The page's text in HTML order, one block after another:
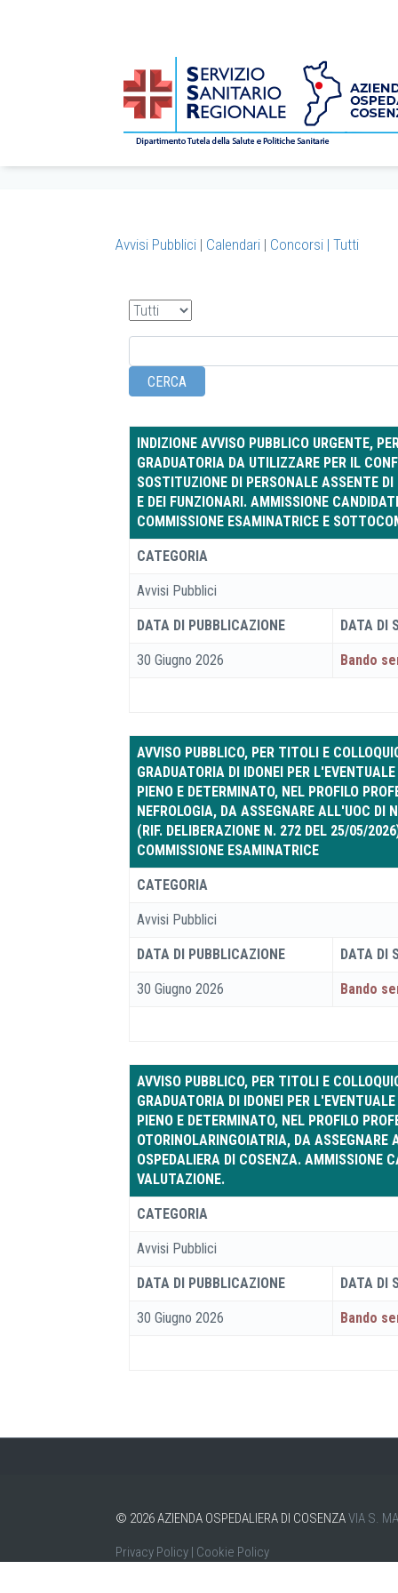
CONCORSI
Home /bandi/Avvisi Pubblici/2026
Avvisi Pubblici | Calendari | Concorsi | Tutti
INDIZIONE AVVISO PUBBLICO URGENTE,
GRADUATORIA DA UTILIZZARE PER IL
SOSTITUZIONE DI PERSONALE ASSENTE
E DEI FUNZIONARI. AMMISSIONE
COMMISSIONE ESAMINATRICE E
CATEGORIA
Avvisi Pubblici
DATA DI PUBBLICAZIONE DATA DI
30 Giugno 2026 Bando
AVVISO PUBBLICO, PER TITOLI E
GRADUATORIA DI IDONEI PER
PIENO E DETERMINATO, NEL PROFILO
NEFROLOGIA, DA ASSEGNARE ALL'UOC DI
(RIF. DELIBERAZIONE N. 272 DEL 25/05/
COMMISSIONE ESAMINATRICE
CATEGORIA
Avvisi Pubblici
DATA DI PUBBLICAZIONE DATA DI
30 Giugno 2026 Bando
AVVISO PUBBLICO, PER TITOLI E
GRADUATORIA DI IDONEI PER
PIENO E DETERMINATO, NEL PROFILO
OTORINOLARINGOIATRIA, DA
OSPEDALIERA DI COSENZA. AMMISSIONE
VALUTAZIONE.
CATEGORIA
Avvisi Pubblici
DATA DI PUBBLICAZIONE DATA DI
30 Giugno 2026 Bando
© 2026AZIENDA OSPEDALIERA DI COSENZAVIA S.
Privacy Policy | Cookie Policy